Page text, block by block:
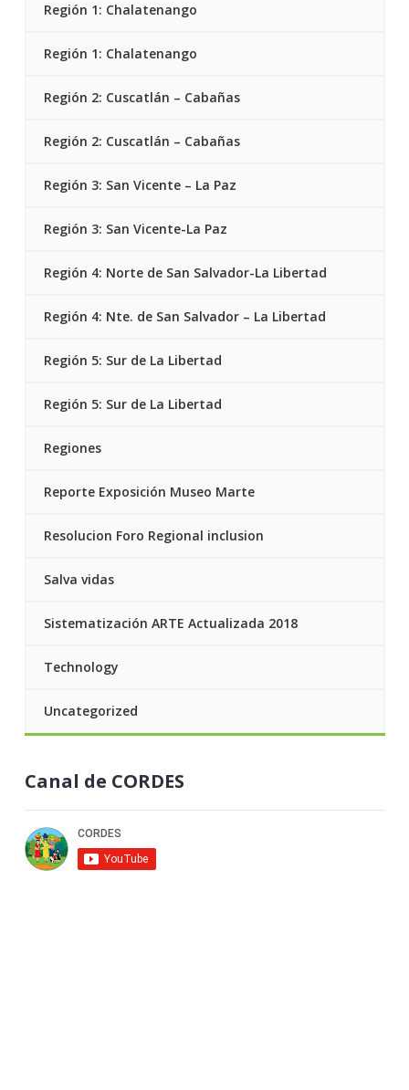
Región 1: Chalatenango
Región 1: Chalatenango
Región 2: Cuscatlán – Cabañas
Región 2: Cuscatlán – Cabañas
Región 3: San Vicente – La Paz
Región 3: San Vicente-La Paz
Región 4: Norte de San Salvador-La Libertad
Región 4: Nte. de San Salvador – La Libertad
Región 5: Sur de La Libertad
Región 5: Sur de La Libertad
Regiones
Reporte Exposición Museo Marte
Resolucion Foro Regional inclusion
Salva vidas
Sistematización ARTE Actualizada 2018
Technology
Uncategorized
Canal de CORDES